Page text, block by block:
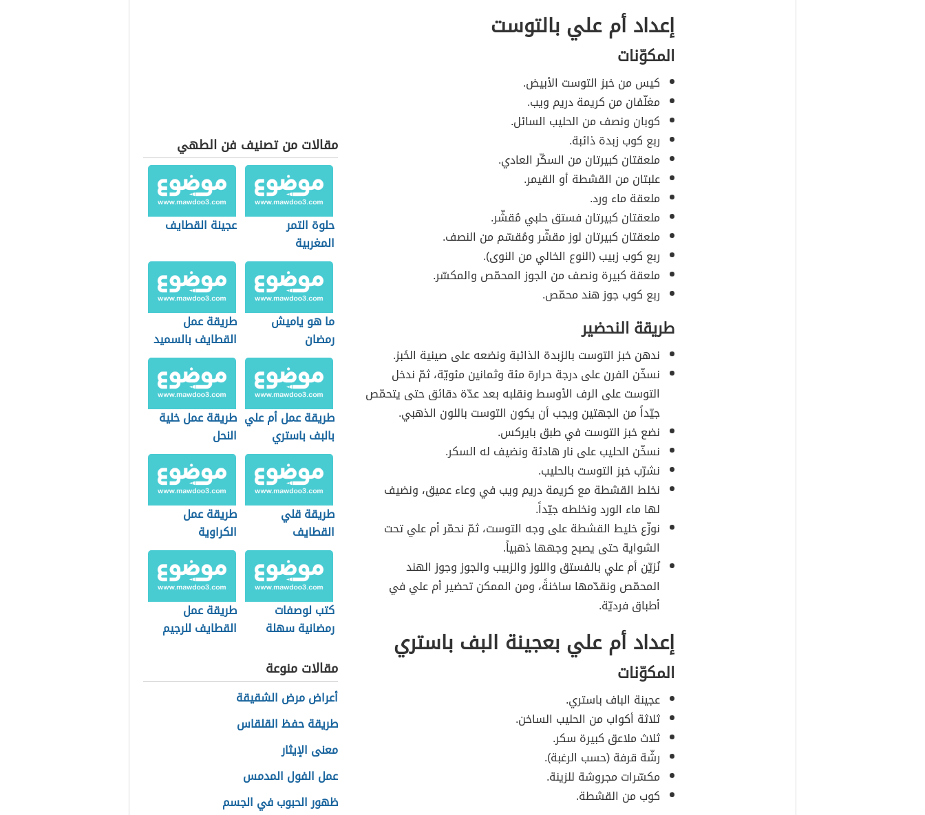
إعداد أم علي بالتوست
المكوّنات
كيس من خبز التوست الأبيض.
مغلّفان من كريمة دريم ويب.
كوبان ونصف من الحليب السائل.
ربع كوب زبدة ذائبة.
ملعقتان كبيرتان من السكّر العادي.
علبتان من القشطة أو القيمر.
ملعقة ماء ورد.
ملعقتان كبيرتان فستق حلبي مُقشّر.
ملعقتان كبيرتان لوز مقشّر ومُقسّم من النصف.
ربع كوب زبيب (النوع الخالي من النوى).
ملعقة كبيرة ونصف من الجوز المحمّص والمكسّر.
ربع كوب جوز هند محمّص.
طريقة النحضير
ندهن خبز التوست بالزبدة الذائبة ونضعه على صينية الخَبز.
نسخّن الفرن على درجة حرارة مئة وثمانين مئويّة، ثمّ ندخل
التوست على الرف الأوسط ونقلبه بعد عدّة دقائق حتى يتحمّص
جيّداً من الجهتين ويجب أن يكون التوست باللون الذهبي.
نضع خبز التوست في طبق بايركس.
نسخّن الحليب على نار هادئة ونضيف له السكر.
نشرّب خبز التوست بالحليب.
نخلط القشطة مع كريمة دريم ويب في وعاء عميق، ونضيف
لها ماء الورد ونخلطه جيّداً.
نوزّع خليط القشطة على وجه التوست، ثمّ نحمّر أم علي تحت
الشواية حتى يصبح وجهها ذهبياً.
نُزيّن أم علي بالفستق واللوز والزبيب والجوز وجوز الهند
المحمّص ونقدّمها ساخنةً، ومن الممكن تحضير أم علي في
أطباق فرديّة.
إعداد أم علي بعجينة البف باستري
المكوّنات
عجينة الباف باستري.
ثلاثة أكواب من الحليب الساخن.
ثلاث ملاعق كبيرة سكر.
رشّة قرفة (حسب الرغبة).
مكسّرات مجروشة للزينة.
كوب من القشطة.
مقالات من تصنيف فن الطهي
حلوة التمر
المغربية
عجينة القطايف
ما هو ياميش
رمضان
طريقة عمل
القطايف بالسميد
طريقة عمل أم علي
بالبف باستري
طريقة عمل خلية
النحل
طريقة قلي
القطايف
طريقة عمل
الكراوية
كتب لوصفات
رمضانية سهلة
طريقة عمل
القطايف للرجيم
مقالات منوعة
أعراض مرض الشقيقة
طريقة حفظ القلقاس
معنى الإيثار
عمل الفول المدمس
ظهور الحبوب في الجسم